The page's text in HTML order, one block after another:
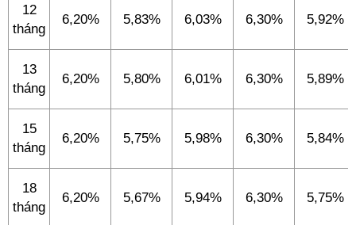
12
tháng
6,20% 5,83% 6,03% 6,30% 5,92%
13
tháng
6,20% 5,80% 6,01% 6,30% 5,89%
15
tháng
6,20% 5,75% 5,98% 6,30% 5,84%
18
tháng
6,20% 5,67% 5,94% 6,30% 5,75%